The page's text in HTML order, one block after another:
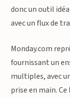
donc un outil
avec un flux de
Monday.com
fournissant un
multiples, avec
prise en main.